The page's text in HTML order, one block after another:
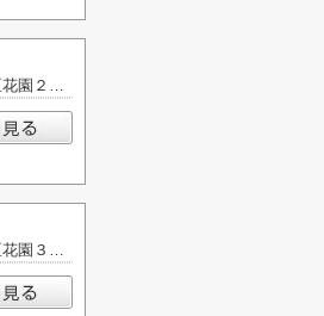
千葉県千葉市花見川区花園２丁目
千葉県千葉市花見川区花園３丁目